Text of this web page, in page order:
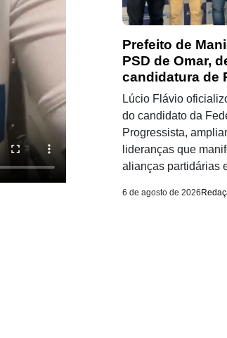
Prefeito de
PSD de Omar,
candidatura de
Lúcio Flávio
do candidato da
Progressista,
lideranças que
alianças partidárias
6 de agosto de 2026